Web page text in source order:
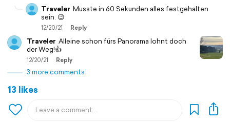
Traveler Musste in 60 Sekunden alles festgehalten
sein. 😉
12/20/21 Reply
Traveler Alleine schon fürs Panorama lohnt doch
der Weg!👍
12/20/21 Reply
3 more comments
13 likes